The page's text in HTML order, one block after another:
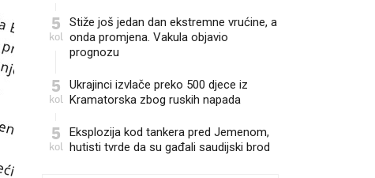
5
kol
Stiže još jedan dan ekstremne vrućine, a
onda promjena. Vakula objavio
prognozu
5
kol
Ukrajinci izvlače preko 500 djece iz
Kramatorska zbog ruskih napada
5
kol
Eksplozija kod tankera pred Jemenom,
hutisti tvrde da su gađali saudijski brod